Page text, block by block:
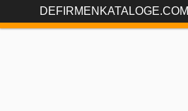
DEFIRMENKATALOGE.COM